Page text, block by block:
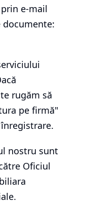
e-mail
documente:
rugăm să
pe firmă"
nostru sunt
Oficiul